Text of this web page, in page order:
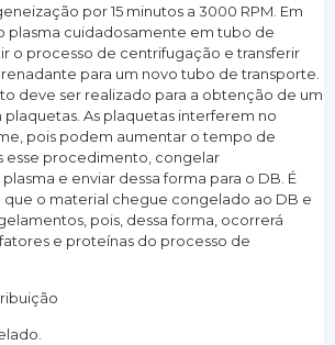
por 15 minutos a 3000 RPM. Em
plasma cuidadosamente em tubo de
o processo de centrifugação e transferir
para um novo tubo de transporte.
deve ser realizado para a obtenção de um
As plaquetas interferem no
pois podem aumentar o tempo de
esse procedimento, congelar
e enviar dessa forma para o DB. É
o material chegue congelado ao DB e
pois, dessa forma, ocorrerá
e proteínas do processo de